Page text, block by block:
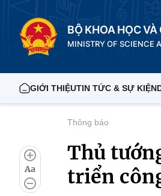
BỘ KHOA HỌC VÀ
MINISTRY OF SCIENCE
GIỚI THIỆUTIN TỨC & SỰ KIỆN
Aa
Thông báo
Thủ
triển